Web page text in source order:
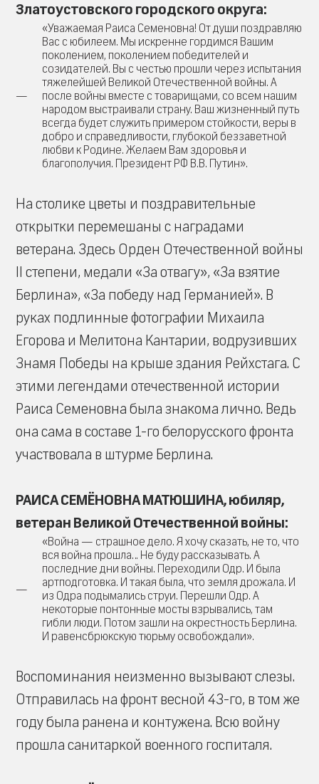
Златоустовского городского округа:
«Уважаемая Раиса Семеновна! От души поздравляю
Вас с юбилеем. Мы искренне гордимся Вашим
поколением, поколением победителей и
созидателей. Вы с честью прошли через испытания
тяжелейшей Великой Отечественной войны. А
после войны вместе с товарищами, со всем нашим
народом выстраивали страну. Ваш жизненный путь
всегда будет служить примером стойкости, веры в
добро и справедливости, глубокой беззаветной
любви к Родине. Желаем Вам здоровья и
благополучия. Президент РФ В.В. Путин».
На столике цветы и поздравительные
открытки перемешаны с наградами
ветерана. Здесь Орден Отечественной войны
II степени, медали «За отвагу», «За взятие
Берлина», «За победу над Германией». В
руках подлинные фотографии Михаила
Егорова и Мелитона Кантарии, водрузивших
Знамя Победы на крыше здания Рейхстага. С
этими легендами отечественной истории
Раиса Семеновна была знакома лично. Ведь
она сама в составе 1-го белорусского фронта
участвовала в штурме Берлина.
РАИСА СЕМЁНОВНА МАТЮШИНА, юбиляр,
ветеран Великой Отечественной войны:
«Война — страшное дело. Я хочу сказать, не то, что
вся война прошла… Не буду рассказывать. А
последние дни войны. Переходили Одр. И была
артподготовка. И такая была, что земля дрожала. И
из Одра подымались струи. Перешли Одр. А
некоторые понтонные мосты взрывались, там
гибли люди. Потом зашли на окрестность Берлина.
И равенсбрюкскую тюрьму освобождали».
Воспоминания неизменно вызывают слезы.
Отправилась на фронт весной 43-го, в том же
году была ранена и контужена. Всю войну
прошла санитаркой военного госпиталя.